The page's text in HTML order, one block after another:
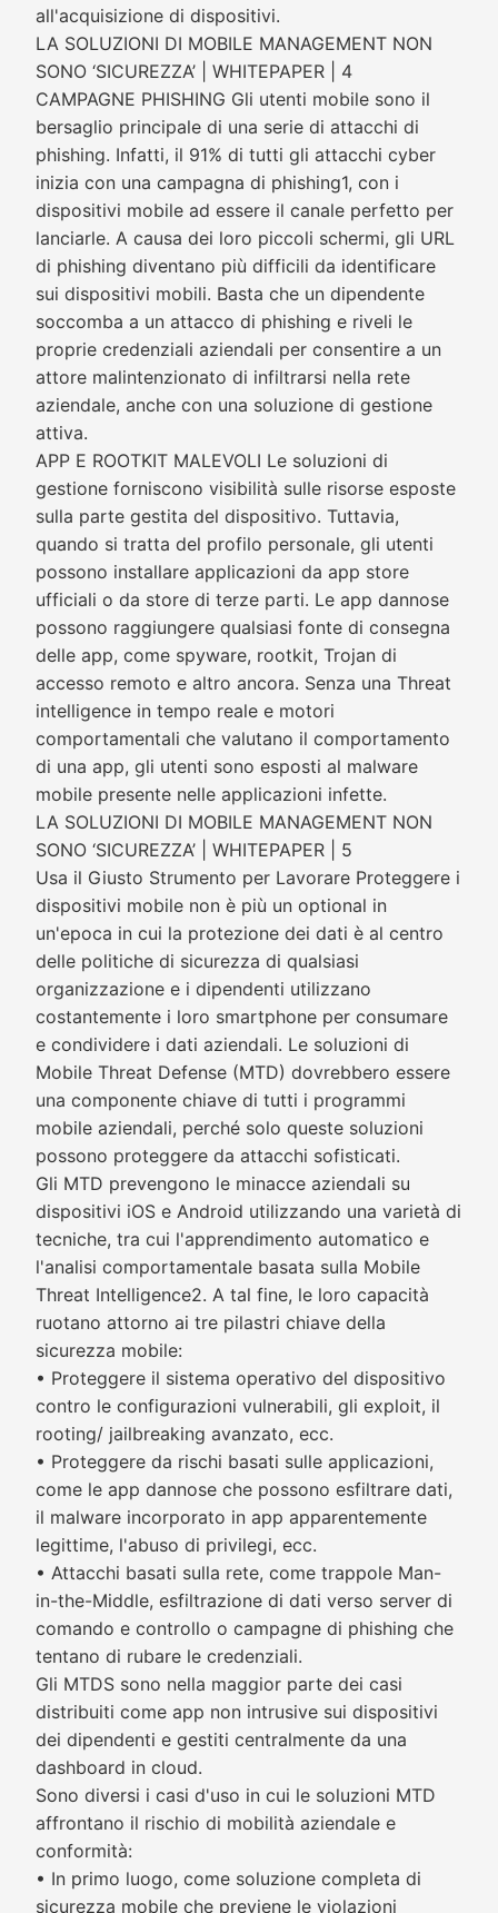
all'acquisizione di dispositivi.
LA SOLUZIONI DI MOBILE MANAGEMENT NON
SONO ‘SICUREZZA’ | WHITEPAPER | 4
CAMPAGNE PHISHING Gli utenti mobile sono il
bersaglio principale di una serie di attacchi di
phishing. Infatti, il 91% di tutti gli attacchi cyber
inizia con una campagna di phishing1, con i
dispositivi mobile ad essere il canale perfetto per
lanciarle. A causa dei loro piccoli schermi, gli URL
di phishing diventano più difficili da identificare
sui dispositivi mobili. Basta che un dipendente
soccomba a un attacco di phishing e riveli le
proprie credenziali aziendali per consentire a un
attore malintenzionato di infiltrarsi nella rete
aziendale, anche con una soluzione di gestione
attiva.
APP E ROOTKIT MALEVOLI Le soluzioni di
gestione forniscono visibilità sulle risorse esposte
sulla parte gestita del dispositivo. Tuttavia,
quando si tratta del profilo personale, gli utenti
possono installare applicazioni da app store
ufficiali o da store di terze parti. Le app dannose
possono raggiungere qualsiasi fonte di consegna
delle app, come spyware, rootkit, Trojan di
accesso remoto e altro ancora. Senza una Threat
intelligence in tempo reale e motori
comportamentali che valutano il comportamento
di una app, gli utenti sono esposti al malware
mobile presente nelle applicazioni infette.
LA SOLUZIONI DI MOBILE MANAGEMENT NON
SONO ‘SICUREZZA’ | WHITEPAPER | 5
Usa il Giusto Strumento per Lavorare Proteggere i
dispositivi mobile non è più un optional in
un'epoca in cui la protezione dei dati è al centro
delle politiche di sicurezza di qualsiasi
organizzazione e i dipendenti utilizzano
costantemente i loro smartphone per consumare
e condividere i dati aziendali. Le soluzioni di
Mobile Threat Defense (MTD) dovrebbero essere
una componente chiave di tutti i programmi
mobile aziendali, perché solo queste soluzioni
possono proteggere da attacchi sofisticati.
Gli MTD prevengono le minacce aziendali su
dispositivi iOS e Android utilizzando una varietà di
tecniche, tra cui l'apprendimento automatico e
l'analisi comportamentale basata sulla Mobile
Threat Intelligence2. A tal fine, le loro capacità
ruotano attorno ai tre pilastri chiave della
sicurezza mobile:
• Proteggere il sistema operativo del dispositivo
contro le configurazioni vulnerabili, gli exploit, il
rooting/ jailbreaking avanzato, ecc.
• Proteggere da rischi basati sulle applicazioni,
come le app dannose che possono esfiltrare dati,
il malware incorporato in app apparentemente
legittime, l'abuso di privilegi, ecc.
• Attacchi basati sulla rete, come trappole Man-
in-the-Middle, esfiltrazione di dati verso server di
comando e controllo o campagne di phishing che
tentano di rubare le credenziali.
Gli MTDS sono nella maggior parte dei casi
distribuiti come app non intrusive sui dispositivi
dei dipendenti e gestiti centralmente da una
dashboard in cloud.
Sono diversi i casi d'uso in cui le soluzioni MTD
affrontano il rischio di mobilità aziendale e
conformità:
• In primo luogo, come soluzione completa di
sicurezza mobile che previene le violazioni